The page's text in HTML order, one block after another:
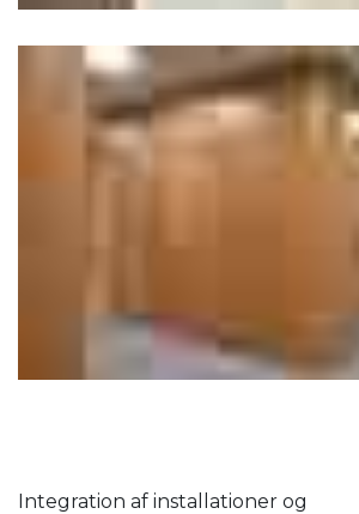
Integration af installationer og